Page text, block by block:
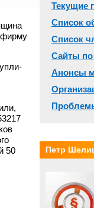
фирму
50
Текущие
Список
Список
Сайты
Анонсы
Петр